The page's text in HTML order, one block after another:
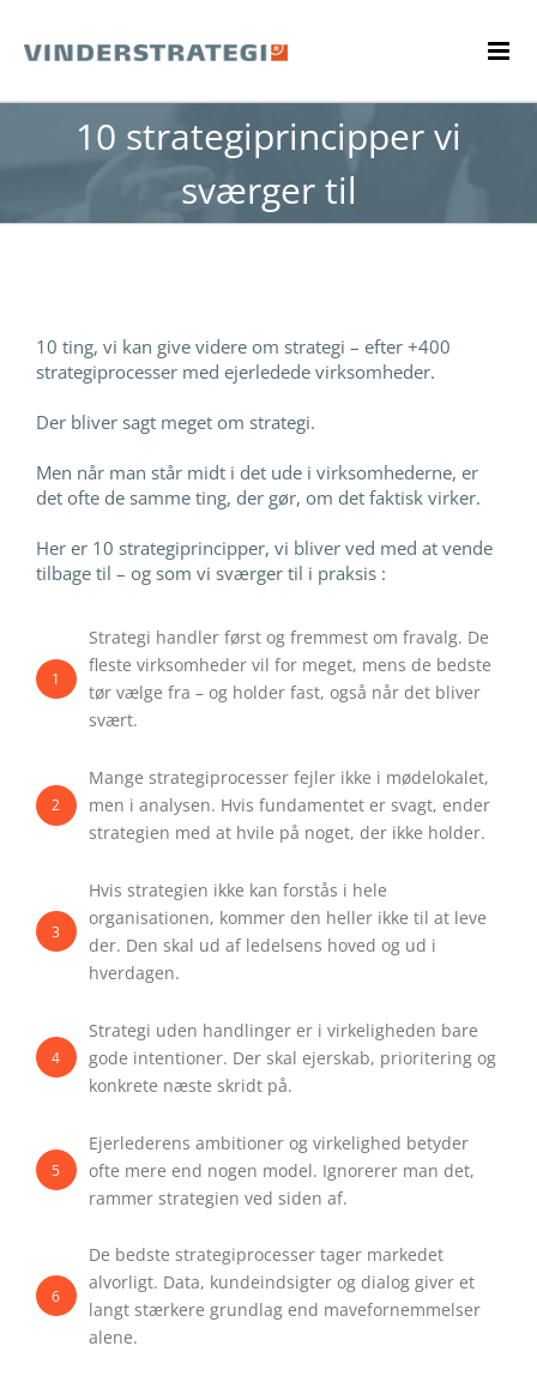
content
10 strategiprincipper vi
sværger til
10 ting, vi kan give videre om strategi – efter +400
strategiprocesser med ejerledede virksomheder.
Der bliver sagt meget om strategi.
Men når man står midt i det ude i virksomhederne, er
det ofte de samme ting, der gør, om det faktisk virker.
Her er 10 strategiprincipper, vi bliver ved med at vende
tilbage til – og som vi sværger til i praksis :
1
Strategi handler først og fremmest om fravalg. De
fleste virksomheder vil for meget, mens de bedste
tør vælge fra – og holder fast, også når det bliver
svært.
2
Mange strategiprocesser fejler ikke i mødelokalet,
men i analysen. Hvis fundamentet er svagt, ender
strategien med at hvile på noget, der ikke holder.
3
Hvis strategien ikke kan forstås i hele
organisationen, kommer den heller ikke til at leve
der. Den skal ud af ledelsens hoved og ud i
hverdagen.
4
Strategi uden handlinger er i virkeligheden bare
gode intentioner. Der skal ejerskab, prioritering og
konkrete næste skridt på.
5
Ejerlederens ambitioner og virkelighed betyder
ofte mere end nogen model. Ignorerer man det,
rammer strategien ved siden af.
6
De bedste strategiprocesser tager markedet
alvorligt. Data, kundeindsigter og dialog giver et
langt stærkere grundlag end mavefornemmelser
alene.